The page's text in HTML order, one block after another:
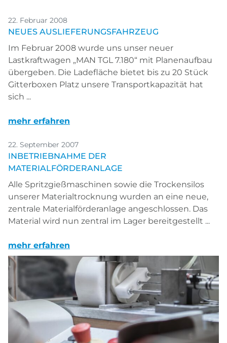
22. Februar 2008
NEUES AUSLIEFERUNGSFAHRZEUG
Im Februar 2008 wurde uns unser neuer
Lastkraftwagen „MAN TGL 7.180“ mit Planenaufbau
übergeben. Die Ladefläche bietet bis zu 20 Stück
Gitterboxen Platz unsere Transportkapazität hat
sich ...
mehr erfahren
22. September 2007
INBETRIEBNAHME DER
MATERIALFÖRDERANLAGE
Alle Spritzgießmaschinen sowie die Trockensilos
unserer Materialtrocknung wurden an eine neue,
zentrale Materialförderanlage angeschlossen. Das
Material wird nun zentral im Lager bereitgestellt ...
mehr erfahren